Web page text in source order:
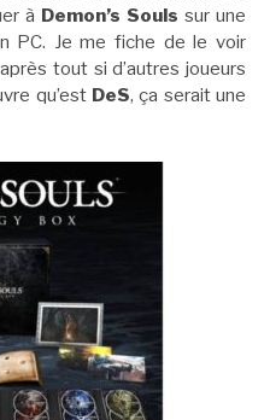
à Demon’s Souls sur une
PC. Je me fiche de le voir
tout si d’autres joueurs
qu’est DeS, ça serait une